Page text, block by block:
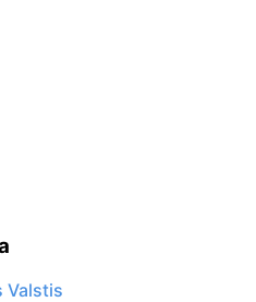
Valstis